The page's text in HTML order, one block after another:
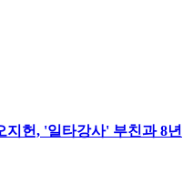
지헌, '일타강사' 부친과 8년